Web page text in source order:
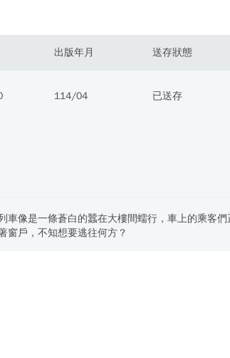
出版年月 送存狀態
114/04 已送存
像是一條蒼白的蠶在大樓間蠕行，車上的乘客們
窗戶，不知想要逃往何方？